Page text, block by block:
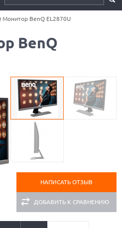
Монитор BenQ EL2870U
BenQ
НАПИСАТЬ ОТЗЫВ
ДОБАВИТЬ К СРАВНЕНИЮ